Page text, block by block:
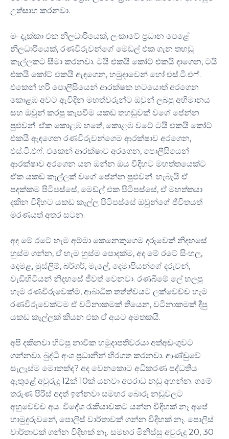
උත්සාහ කරනවා.
​මං දැක්කා එක නිලධාරියෙක්, ලංකාවේ ප්‍රධාන පෙළේ
නිලධාරියෙක්, රණවිරුවන්ගේ මෙඩල් එක ගැන තහඩු
කෑල්ලකට සීමා කරනවා. ටයි එකයි කෝට් එකයි දාගෙන, ටයි
එකයි කෝට් එකයි ඇඳගෙන, හමුදාවෙන් හෝ එස්.ටී.එෆ්.
එකෙන් හරි පොලීසියෙන් ආරක්ෂක භටයොත් අරගෙන
කොළඹ අවට ඇවිදින මහත්වරුන්ට ඔවුන් ලබපු අභිමානය
සහ ඔවුන් කරපු කැපවීම යකඩ තහඩුවක් වගේ පේන්න
පුළුවන්. ඒක කොළඹ හතේ, කොළඹ වටේ ටයි එකයි කෝට්
එකයි ඇඳගෙන රණවිරුවන්ගෙම ආරක්ෂාව අරගෙන,
එස්.ටී.එෆ්. එකෙන් ආරක්ෂාව අරගෙන, පොලීසියෙන්
ආරක්ෂාව අරගෙන යන ඔන්න ඔය විදිහට මහත්තයෙක්ට
ඒක යකඩ කෑල්ලක් වගේ පේන්න පුළුවන්. හැබැයි ඒ
පදක්කම පිටිපස්සේ, මෙඩ්ල් එක පිටිපස්සේ, ඒ මහත්තයා
දකින විදිහට යකඩ කෑල්ල පිටිපස්සේ ඔවුන්ගේ ජීවිතයත්
මරණයත් අතර සටන.
​අද මේ රටේ හැම අම්මා කෙනෙකුගෙම දරුවෙක් නිදහසේ
හුස්ම ගන්න, ඒ හැම හුස්ම පොදක්ම, අද මේ රටේ සිංහල,
දෙමළ, මුස්ලිම්, බර්ගර්, මැලේ, දෙමාපියන්ගේ දරුවන්,
වැඩිහිටියන් නිදහසේ ජීවත් වෙනවා. රණබිමේ ලේ හලපු
හැම රණවිරුවෙක්ම, ආබාධිත තත්ත්වයට ලක්වෙච්ච හැම
රණවිරුවෙක්ටම ඒ වටිනාකමක් තියෙන, වටිනාකමක් දීපු
යකඩ කෑල්ලක් කියන එක ඒ අයට අමතකයි.
​අපි දකිනවා හිටපු නාවික හමුදාපතිවරයා අත්අඩංගුවට
ගන්නවා. බුද්ධි අංශ ප්‍රධානීන් හිරගත කරනවා. ආණ්ඩුවේ
සැලැස්ම මොකක්ද? අද වෙනකොට අධිකරණ පද්ධතිය
ඇතුළේ අවුරුදු 12ක් 10ක් යනවා අපරාධ නඩු අහන්න. ගමේ
තරුණ පිරිස් අදත් ඉන්නවා සමහර බොරු නඩුවලට
අහුවෙච්ච අය. විදේශ රැකියාවකට යන්න විදිහක් නෑ අපේ
හාමුදුරුවනේ, පොලිස් වාර්තාවක් ගන්න විදිහක් නෑ. පොලිස්
වාර්තාවක් ගන්න විදිහක් නෑ. සමහර මිනිස්සු අවුරුදු 20, 30